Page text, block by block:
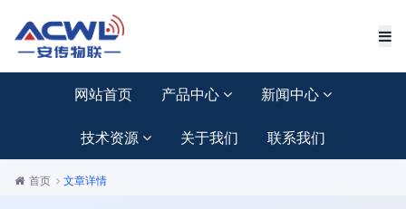
网站首页 产品中心 新闻中心
技术资源 关于我们 联系我们
首页 文章详情